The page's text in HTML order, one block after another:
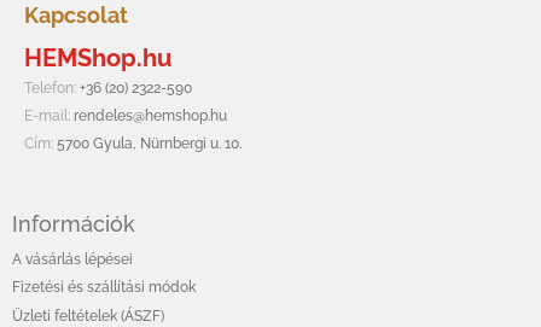
Kapcsolat
HEMShop.hu
Telefon: +36 (20) 2322-590
E-mail: rendeles@hemshop.hu
Cím: 5700 Gyula, Nürnbergi u. 10.
Információk
A vásárlás lépései
Fizetési és szállítási módok
Üzleti feltételek (ÁSZF)